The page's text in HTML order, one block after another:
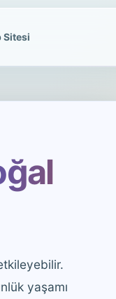
Sitesi
yaşamı